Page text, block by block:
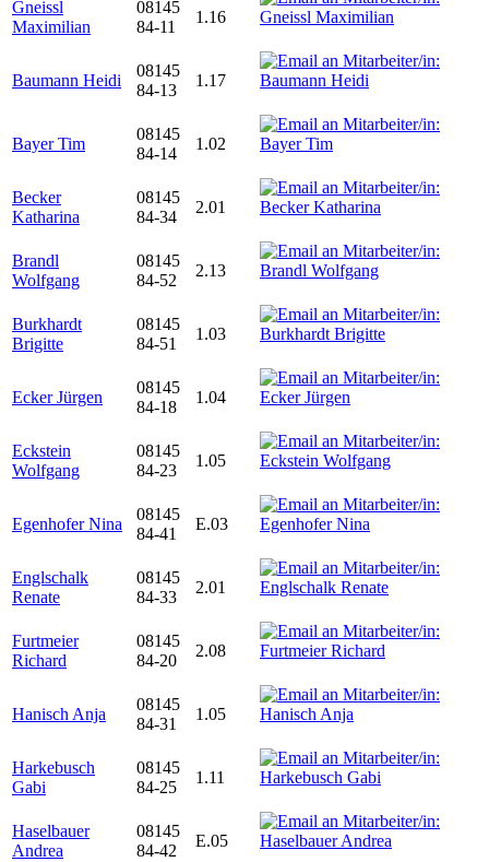
Gneissl
Maximilian
08145
84-11
1.16
Baumann Heidi
08145
84-13
1.17
Bayer Tim
08145
84-14
1.02
Becker
Katharina
08145
84-34
2.01
Brandl
Wolfgang
08145
84-52
2.13
Burkhardt
Brigitte
08145
84-51
1.03
Ecker Jürgen
08145
84-18
1.04
Eckstein
Wolfgang
08145
84-23
1.05
Egenhofer Nina
08145
84-41
E.03
Englschalk
Renate
08145
84-33
2.01
Furtmeier
Richard
08145
84-20
2.08
Hanisch Anja
08145
84-31
1.05
Harkebusch
Gabi
08145
84-25
1.11
Haselbauer
Andrea
08145
84-42
E.05